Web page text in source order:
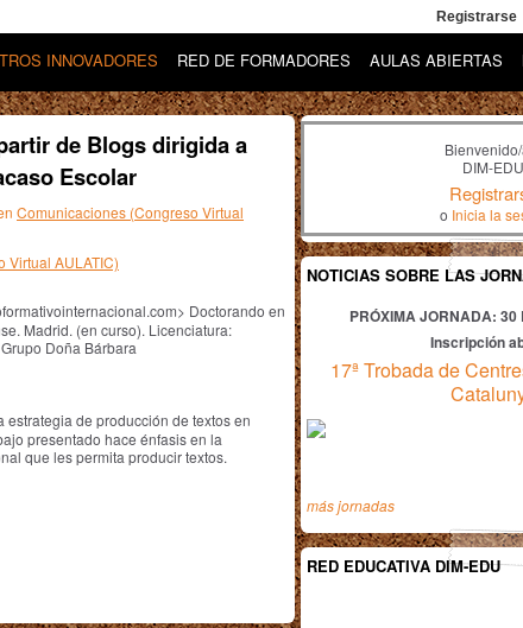
Registrarse
INNOVADORES RED DE FORMADORES AULAS ABIERTAS
de Blogs dirigida a
Escolar
Comunicaciones (Congreso Virtual
Virtual AULATIC)
Doctorando en
Madrid. (en curso). Licenciatura:
Doña Bárbara
de producción de textos en
presentado hace énfasis en la
que les permita producir textos.
DIM-EDU
o Inicia la
NOTICIAS SOBRE LAS
PRÓXIMA JORNADA: 30
Inscripción
17ª Trobada de
más jornadas
RED EDUCATIVA DIM-EDU